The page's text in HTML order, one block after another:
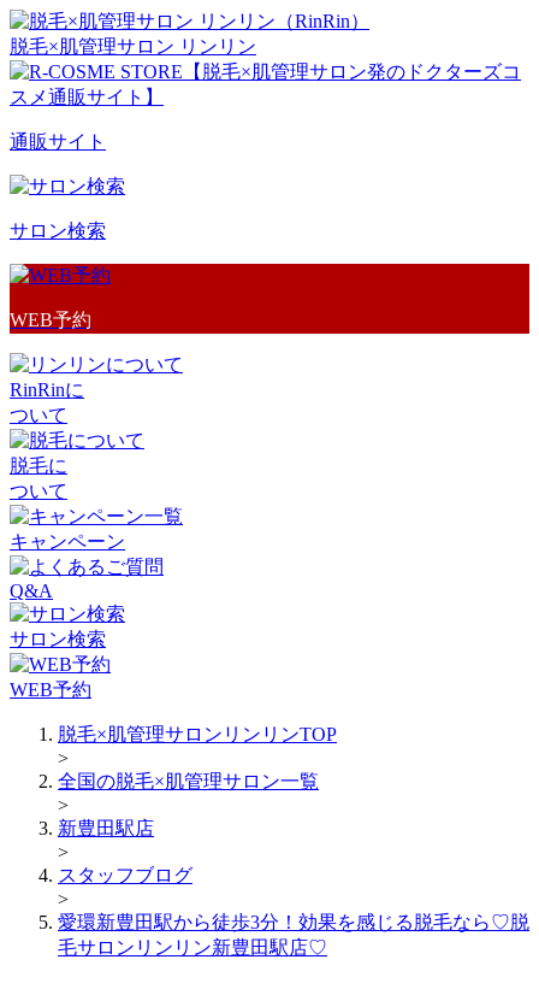
脱毛×肌管理サロン リンリン
通販サイト
サロン検索
WEB予約
RinRinに
ついて
脱毛に
ついて
キャンペーン
Q&A
サロン検索
WEB予約
脱毛×肌管理サロンリンリンTOP
>
全国の脱毛×肌管理サロン一覧
>
新豊田駅店
>
スタッフブログ
>
愛環新豊田駅から徒歩3分！効果を感じる脱毛なら♡脱
毛サロンリンリン新豊田駅店♡